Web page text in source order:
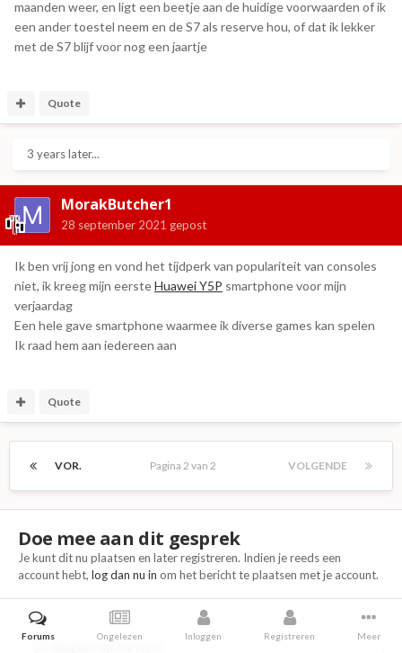
maanden weer, en ligt een beetje aan de huidige voorwaarden of ik
een ander toestel neem en de S7 als reserve hou, of dat ik lekker
met de S7 blijf voor nog een jaartje
Quote
3 years later...
MorakButcher1
28 september 2021 gepost
Ik ben vrij jong en vond het tijdperk van populariteit van consoles
niet, ik kreeg mijn eersteHuawei Y5P smartphone voor mijn
verjaardag
Een hele gave smartphone waarmee ik diverse games kan spelen
Ik raad hem aan iedereen aan
Quote
VOR. VOLGENDE
Pagina 2 van 2
Doe mee aan dit gesprek
Je kunt dit nu plaatsen en later registreren. Indien je reeds een
account hebt, log dan nu in om het bericht te plaatsen met je account.
Reageer op dit topic
Forums Ongelezen Inloggen Registreren Meer